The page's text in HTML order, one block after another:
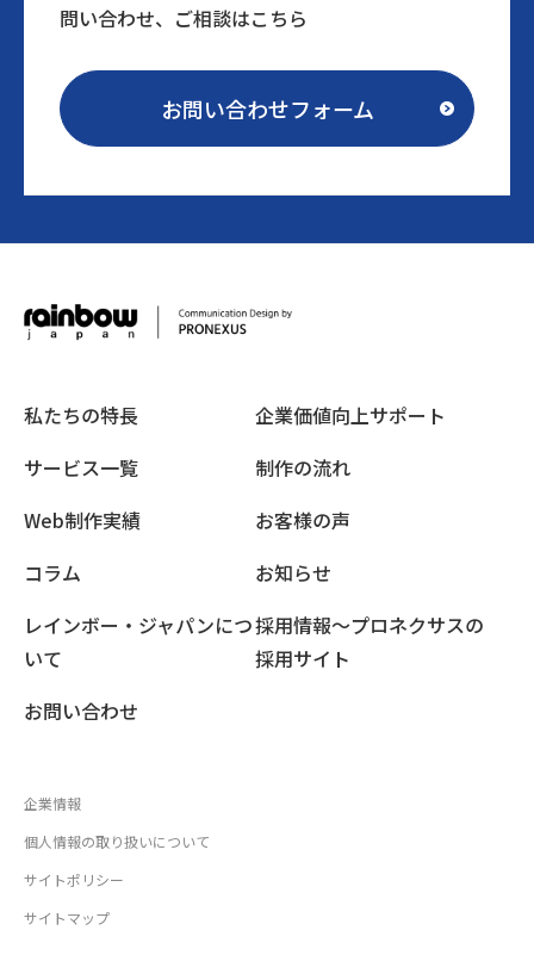
問い合わせ、ご相談はこちら
お問い合わせフォーム
私たちの特長
企業価値向上サポート
サービス一覧
制作の流れ
Web制作実績
お客様の声
コラム
お知らせ
レインボー・ジャパンにつ
いて
採用情報〜プロネクサスの
採用サイト
お問い合わせ
企業情報
個人情報の取り扱いについて
サイトポリシー
サイトマップ